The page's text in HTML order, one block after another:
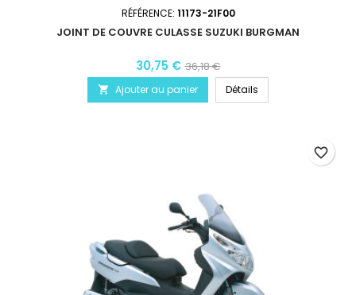
RÉFÉRENCE: 11173-21F00
JOINT DE COUVRE CULASSE SUZUKI BURGMAN
30,75 € 36,18 €
 Ajouter au panier Détails
favorite_border